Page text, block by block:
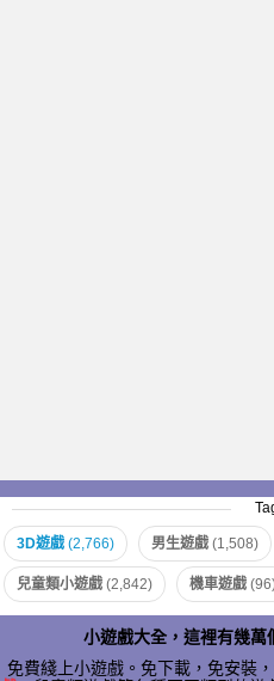
3D遊戲 (2,766) 男生遊戲 (1,508)
兒童類小遊戲 (2,842) 機車遊戲
小遊戲大全，這裡有幾萬
免費綫上小遊戲。免下載，免安裝